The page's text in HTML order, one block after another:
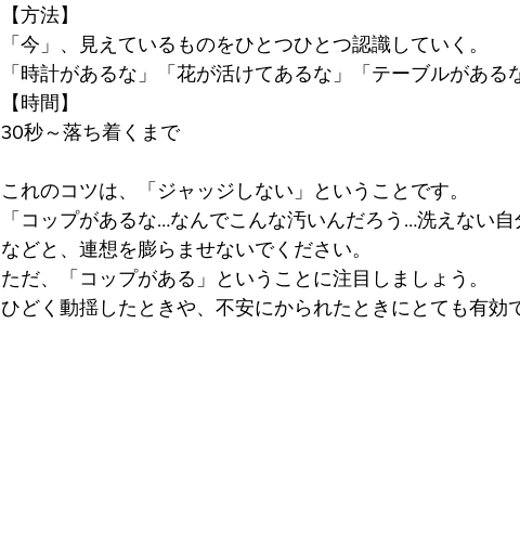
【方法】
「今」、見えているものをひとつひとつ認識していく。
「時計があるな」「花が活けてあるな」「テーブルがある
【時間】
30秒～落ち着くまで
これのコツは、「ジャッジしない」ということです。
「コップがあるな…なんでこんな汚いんだろう…洗えない自
などと、連想を膨らませないでください。
ただ、「コップがある」ということに注目しましょう。
ひどく動揺したときや、不安にかられたときにとても有効